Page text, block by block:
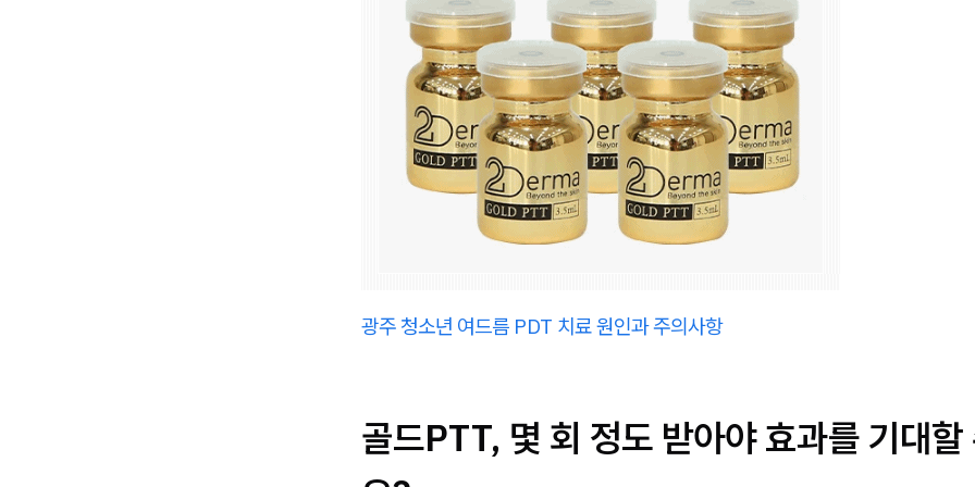
광주 청소년 여드름 PDT 치료 원인과 주의사항
골드PTT, 몇 회 정도 받아야 효과를 기대할